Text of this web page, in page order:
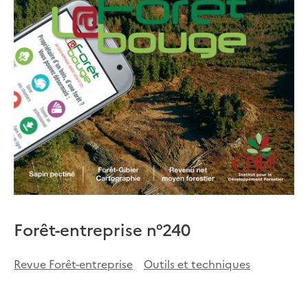
Forêt-entreprise n°240
Revue Forêt-entreprise Outils et techniques